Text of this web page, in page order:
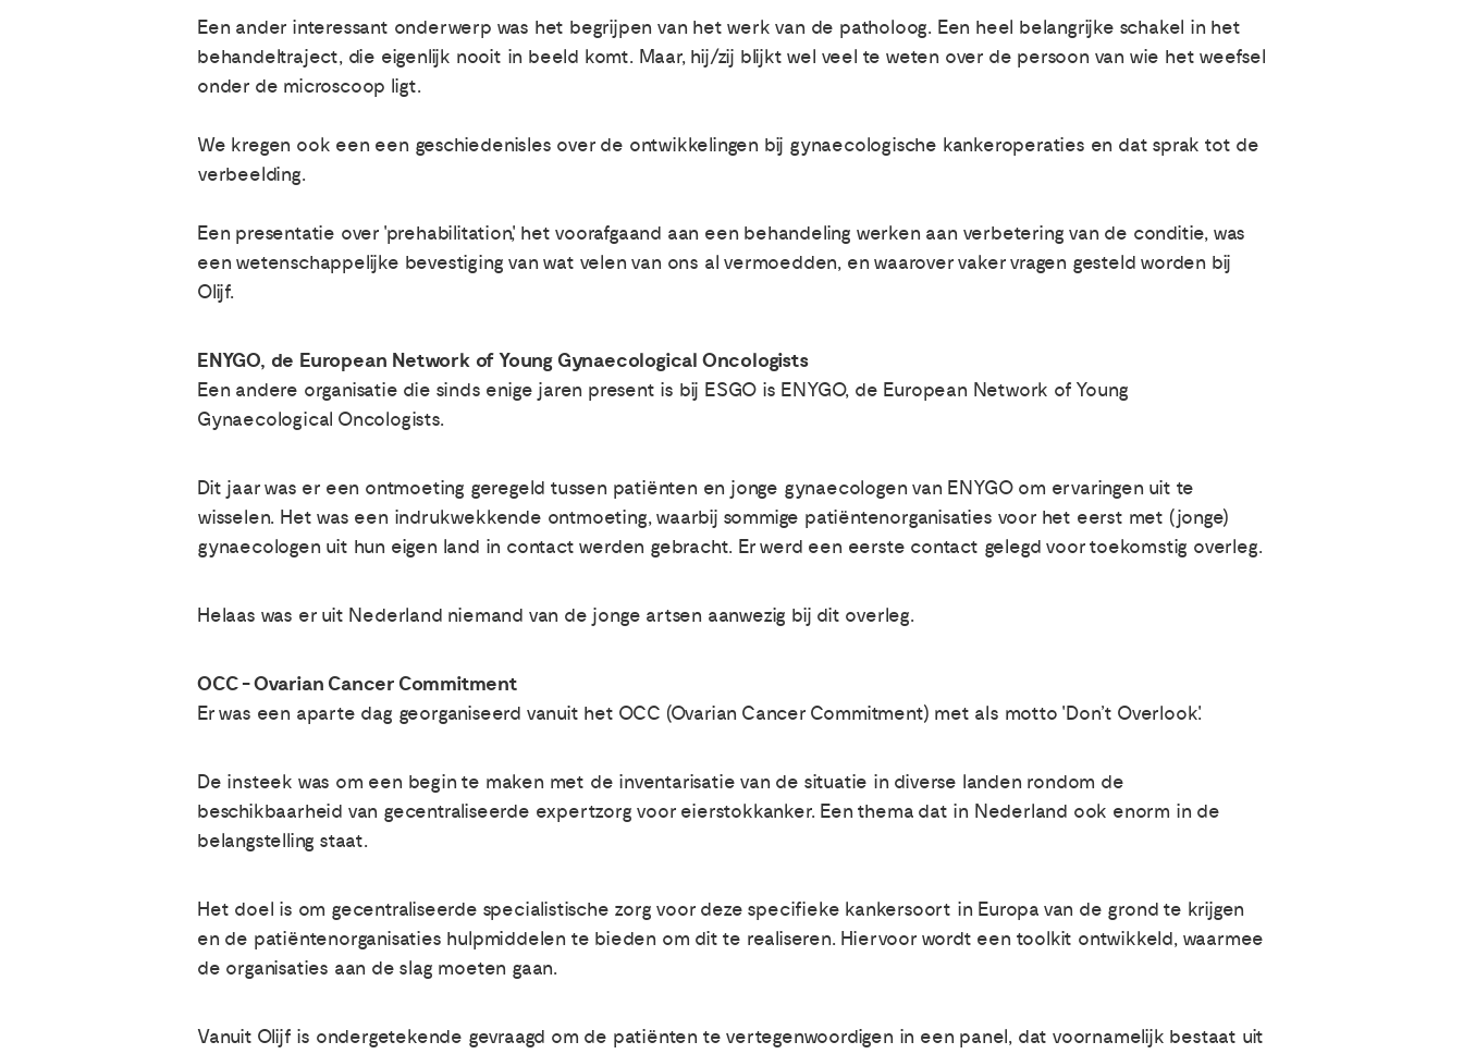
Een ander interessant onderwerp was het begrijpen van het werk van de patholoog. Een heel belangrijke schakel in het
behandeltraject, die eigenlijk nooit in beeld komt. Maar, hij/zij blijkt wel veel te weten over de persoon van wie het weefsel
onder de microscoop ligt.
We kregen ook een een geschiedenisles over de ontwikkelingen bij gynaecologische kankeroperaties en dat sprak tot de
verbeelding.
Een presentatie over 'prehabilitation', het voorafgaand aan een behandeling werken aan verbetering van de conditie, was
een wetenschappelijke bevestiging van wat velen van ons al vermoedden, en waarover vaker vragen gesteld worden bij
Olijf.
ENYGO, de European Network of Young Gynaecological Oncologists
Een andere organisatie die sinds enige jaren present is bij ESGO is ENYGO, de European Network of Young
Gynaecological Oncologists.
Dit jaar was er een ontmoeting geregeld tussen patiënten en jonge gynaecologen van ENYGO om ervaringen uit te
wisselen. Het was een indrukwekkende ontmoeting, waarbij sommige patiëntenorganisaties voor het eerst met (jonge)
gynaecologen uit hun eigen land in contact werden gebracht. Er werd een eerste contact gelegd voor toekomstig overleg.
Helaas was er uit Nederland niemand van de jonge artsen aanwezig bij dit overleg.
OCC - Ovarian Cancer Commitment
Er was een aparte dag georganiseerd vanuit het OCC (Ovarian Cancer Commitment) met als motto 'Don’t Overlook'.
De insteek was om een begin te maken met de inventarisatie van de situatie in diverse landen rondom de
beschikbaarheid van gecentraliseerde expertzorg voor eierstokkanker. Een thema dat in Nederland ook enorm in de
belangstelling staat.
Het doel is om gecentraliseerde specialistische zorg voor deze specifieke kankersoort in Europa van de grond te krijgen
en de patiëntenorganisaties hulpmiddelen te bieden om dit te realiseren. Hiervoor wordt een toolkit ontwikkeld, waarmee
de organisaties aan de slag moeten gaan.
Vanuit Olijf is ondergetekende gevraagd om de patiënten te vertegenwoordigen in een panel, dat voornamelijk bestaat uit